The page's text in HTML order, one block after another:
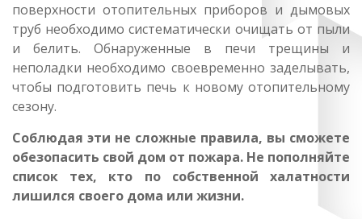
поверхности отопительных приборов и дымовых
труб необходимо систематически очищать от пыли
и белить. Обнаруженные в печи трещины и
неполадки необходимо своевременно заделывать,
чтобы подготовить печь к новому отопительному
сезону.
Соблюдая эти не сложные правила, вы сможете
обезопасить свой дом от пожара. Не пополняйте
список тех, кто по собственной халатности
лишился своего дома или жизни.